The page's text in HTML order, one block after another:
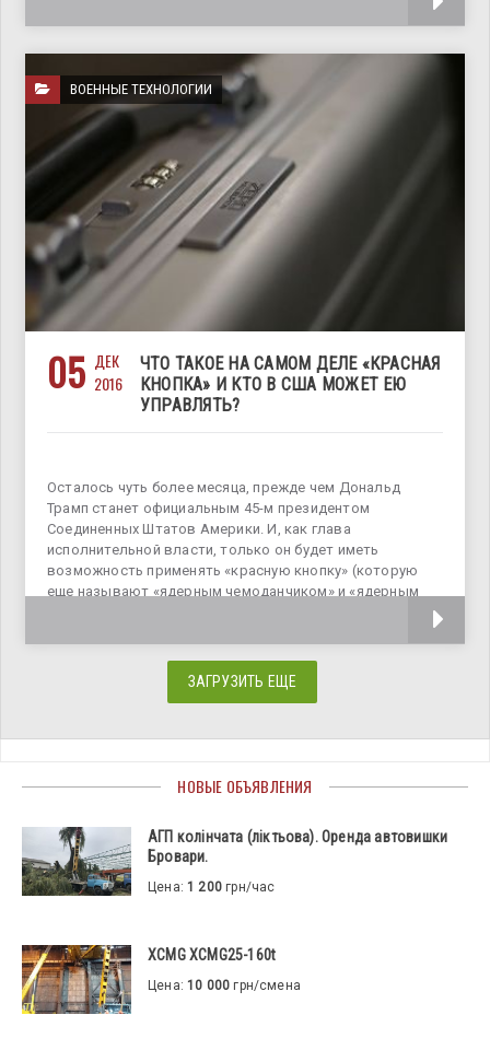
ВОЕННЫЕ ТЕХНОЛОГИИ
05 ДЕК
2016
ЧТО ТАКОЕ НА САМОМ ДЕЛЕ «КРАСНАЯ
КНОПКА» И КТО В США МОЖЕТ ЕЮ
УПРАВЛЯТЬ?
Осталось чуть более месяца, прежде чем Дональд
Трамп станет официальным 45-м президентом
Соединенных Штатов Америки. И, как глава
исполнительной власти, только он будет иметь
возможность применять «красную кнопку» (которую
еще называют «ядерным чемоданчиком» и «ядерным
ЗАГРУЗИТЬ ЕЩЕ
НОВЫЕ ОБЪЯВЛЕНИЯ
АГП колінчата (ліктьова). Оренда автовишки
Бровари.
Цена:1 200 грн/час
XCMG XCMG25-160t
Цена:10 000 грн/смена